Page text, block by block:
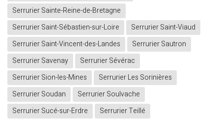
Serrurier Sainte-Reine-de-Bretagne
Serrurier Saint-Sébastien-sur-Loire
Serrurier Saint-Viaud
Serrurier Saint-Vincent-des-Landes
Serrurier Sautron
Serrurier Savenay
Serrurier Sévérac
Serrurier Sion-les-Mines
Serrurier Les Sorinières
Serrurier Soudan
Serrurier Soulvache
Serrurier Sucé-sur-Erdre
Serrurier Teillé